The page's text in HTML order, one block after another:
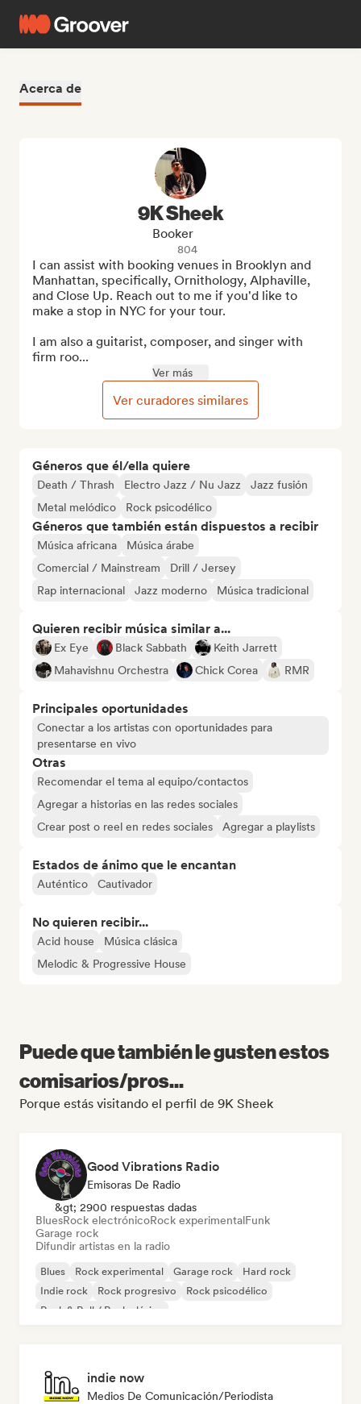
Acerca de
Géneros que él/ella quiere
Death / Thrash Electro Jazz / Nu Jazz
Jazz fusión
Metal melódico
Rock psicodélico
Géneros que también están dispuestos a recibir
Música africana
Música árabe
Comercial / Mainstream
Drill / Jersey
Rap internacional
Jazz moderno Música tradicional
Quieren recibir música similar a...
Ex Eye Black Sabbath
Keith Jarrett
Mahavishnu Orchestra
Chick Corea RMR
Principales oportunidades
Conectar a los artistas con oportunidades para
presentarse en vivo
Otras
Recomendar el tema al equipo/contactos
Agregar a historias en las redes sociales
Crear post o reel en redes sociales
Agregar a playlists
Estados de ánimo que le encantan
Auténtico Cautivador
No quieren recibir...
Acid house
Música clásica
Melodic & Progressive House
9K Sheek
Booker
804
I can assist with booking venues in Brooklyn and
Manhattan, specifically, Ornithology, Alphaville,
and Close Up. Reach out to me if you'd like to
make a stop in NYC for your tour.
I am also a guitarist, composer, and singer with
firm roo...
Ver más
Ver curadores similares
Puede que también le gusten estos
comisarios/pros...
Porque estás visitando el perfil de 9K Sheek
Good Vibrations Radio
Emisoras De Radio
&gt; 2900 respuestas dadas
BluesRock electrónicoRock experimentalFunk
Garage rock
Difundir artistas en la radio
Blues Rock experimental Garage rock
Hard rock
Indie rock
Rock progresivo
Rock psicodélico
Rock & Roll / Rock clásico
indie now
Medios De Comunicación/Periodista